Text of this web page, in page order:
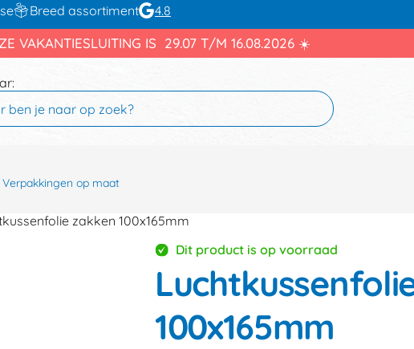
Breed assortiment 4.8
VAKANTIESLUITING IS 29.07 T/M 16.08.2026 ☀️
Verpakkingen op maat
zakken 100x165mm
Dit product is op voorraad
100x165mm